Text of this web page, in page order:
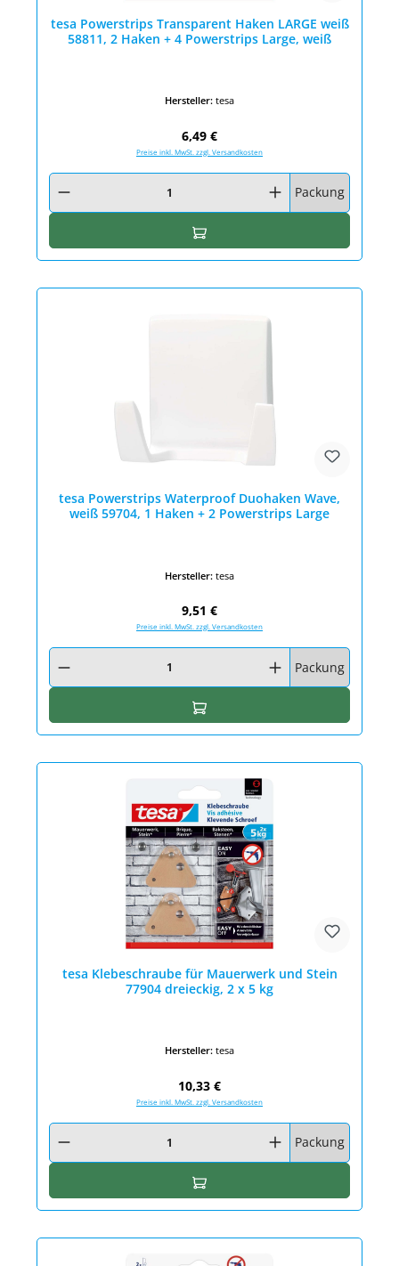
tesa Powerstrips Transparent Haken LARGE weiß
58811, 2 Haken + 4 Powerstrips Large, weiß
Hersteller: tesa
Regulärer Preis:
6,49 €
Preise inkl. MwSt. zzgl. Versandkosten
Produkt Anzahl: Gib den gewünschten Wert ein oder benutze die
Packung
In den Warenkorb
tesa Powerstrips Waterproof Duohaken Wave,
weiß 59704, 1 Haken + 2 Powerstrips Large
Hersteller: tesa
Regulärer Preis:
9,51 €
Preise inkl. MwSt. zzgl. Versandkosten
Produkt Anzahl: Gib den gewünschten Wert ein oder benutze die
Packung
In den Warenkorb
tesa Klebeschraube für Mauerwerk und Stein
77904 dreieckig, 2 x 5 kg
Hersteller: tesa
Regulärer Preis:
10,33 €
Preise inkl. MwSt. zzgl. Versandkosten
Produkt Anzahl: Gib den gewünschten Wert ein oder benutze die
Packung
In den Warenkorb